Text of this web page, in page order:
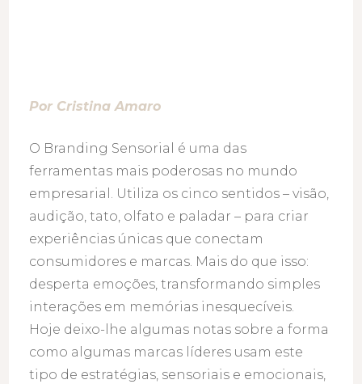
Por Cristina Amaro
O Branding Sensorial é uma das
ferramentas mais poderosas no mundo
empresarial. Utiliza os cinco sentidos – visão,
audição, tato, olfato e paladar – para criar
experiências únicas que conectam
consumidores e marcas. Mais do que isso:
desperta emoções, transformando simples
interações em memórias inesquecíveis.
Hoje deixo-lhe algumas notas sobre a forma
como algumas marcas líderes usam este
tipo de estratégias, sensoriais e emocionais,